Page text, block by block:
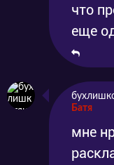
что
еще
Батя
мне